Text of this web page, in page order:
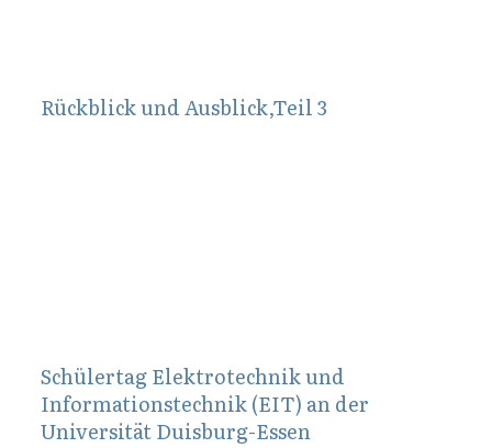
Rückblick und Ausblick,Teil 3
Schülertag Elektrotechnik und
Informationstechnik (EIT) an der
Universität Duisburg-Essen